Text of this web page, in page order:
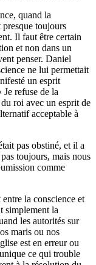
quand la
presque toujours
Il faut être certain
et non dans un
penser. Daniel
ne lui permettait
un esprit
Je refuse de la
roi avec un esprit de
acceptable à
pas obstiné, et il a
toujours, mais nous
comme
la conscience et
simplement la
les autorités sur
maris ou nos
est en erreur ou
ce qui trouble